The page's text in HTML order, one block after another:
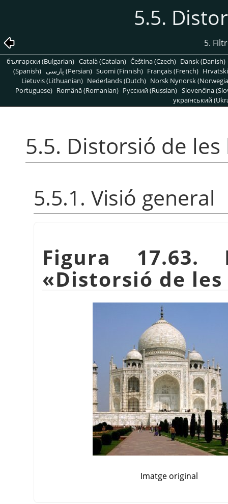
5.5.
5.
български (Bulgarian) Català (Catalan) Čeština (Czech) Dansk (Danish)
(Spanish)
پارسی (Persian) Suomi (Finnish) Français (French)
Lietuvis (Lithuanian) Nederlands (Dutch) Norsk Nynorsk
Portuguese) Română (Romanian) Pусский (Russian) Slovenčina
український
5.5. Distorsió de
5.5.1. Visió general
Figura
«Distorsió de
Imatge original